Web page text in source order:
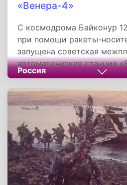
«Венера-4»
С космодрома Байконур
при помощи ракеты-
запущена советская
автоматическая станция
была значительно
предшественниц, прежде
системы
спускаемого аппарата,
более чем
помощью было
планете Венера
радиационных поясов,
состав атмосферы.
Россия